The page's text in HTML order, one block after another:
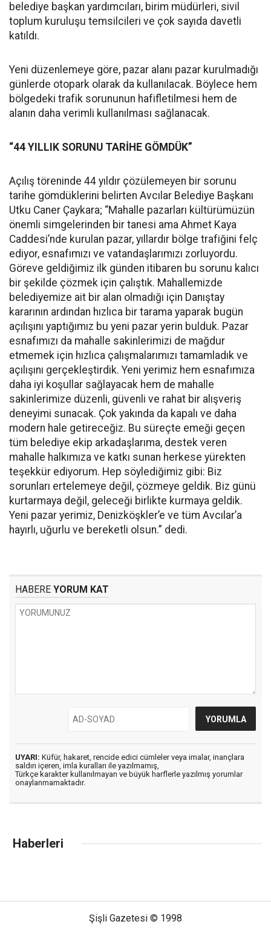
belediye başkan yardımcıları, birim müdürleri, sivil
toplum kuruluşu temsilcileri ve çok sayıda davetli
katıldı.
Yeni düzenlemeye göre, pazar alanı pazar kurulmadığı
günlerde otopark olarak da kullanılacak. Böylece hem
bölgedeki trafik sorununun hafifletilmesi hem de
alanın daha verimli kullanılması sağlanacak.
“44 YILLIK SORUNU TARİHE GÖMDÜK”
Açılış töreninde 44 yıldır çözülemeyen bir sorunu
tarihe gömdüklerini belirten Avcılar Belediye Başkanı
Utku Caner Çaykara; “Mahalle pazarları kültürümüzün
önemli simgelerinden bir tanesi ama Ahmet Kaya
Caddesi’nde kurulan pazar, yıllardır bölge trafiğini felç
ediyor, esnafımızı ve vatandaşlarımızı zorluyordu.
Göreve geldiğimiz ilk günden itibaren bu sorunu kalıcı
bir şekilde çözmek için çalıştık. Mahallemizde
belediyemize ait bir alan olmadığı için Danıştay
kararının ardından hızlıca bir tarama yaparak bugün
açılışını yaptığımız bu yeni pazar yerin bulduk. Pazar
esnafımızı da mahalle sakinlerimizi de mağdur
etmemek için hızlıca çalışmalarımızı tamamladık ve
açılışını gerçekleştirdik. Yeni yerimiz hem esnafımıza
daha iyi koşullar sağlayacak hem de mahalle
sakinlerimize düzenli, güvenli ve rahat bir alışveriş
deneyimi sunacak. Çok yakında da kapalı ve daha
modern hale getireceğiz. Bu süreçte emeği geçen
tüm belediye ekip arkadaşlarıma, destek veren
mahalle halkımıza ve katkı sunan herkese yürekten
teşekkür ediyorum. Hep söylediğimiz gibi: Biz
sorunları ertelemeye değil, çözmeye geldik. Biz günü
kurtarmaya değil, geleceği birlikte kurmaya geldik.
Yeni pazar yerimiz, Denizköşkler’e ve tüm Avcılar’a
hayırlı, uğurlu ve bereketli olsun.” dedi.
HABERE YORUM KAT
UYARI: Küfür, hakaret, rencide edici cümleler veya imalar, inançlara
saldırı içeren, imla kuralları ile yazılmamış,
Türkçe karakter kullanılmayan ve büyük harflerle yazılmış yorumlar
onaylanmamaktadır.
Haberleri
Şişli Gazetesi © 1998